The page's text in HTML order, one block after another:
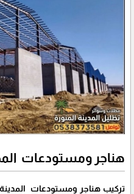
هناجر ومستودعات
تركيب هناجر ومستودعات المدينة